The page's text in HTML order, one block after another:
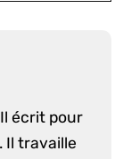
écrit pour
Il travaille